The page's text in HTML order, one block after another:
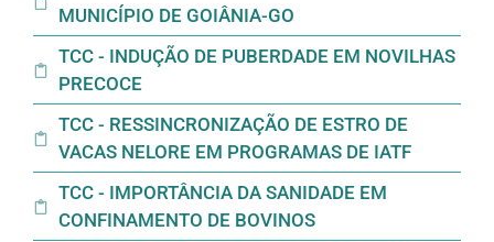
MUNICÍPIO DE GOIÂNIA-GO
TCC - INDUÇÃO DE PUBERDADE EM NOVILHAS
PRECOCE
TCC - RESSINCRONIZAÇÃO DE ESTRO DE
VACAS NELORE EM PROGRAMAS DE IATF
TCC - IMPORTÂNCIA DA SANIDADE EM
CONFINAMENTO DE BOVINOS